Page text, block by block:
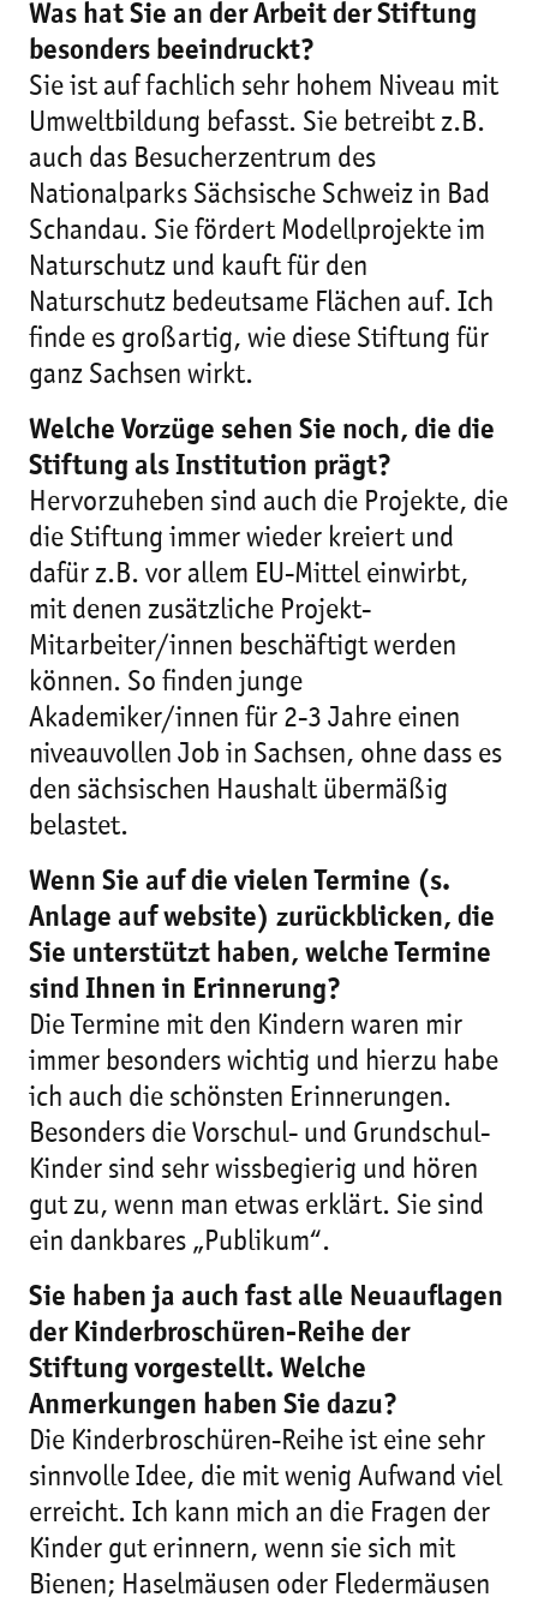
Was hat Sie an der Arbeit der Stiftung
besonders beeindruckt?
Sie ist auf fachlich sehr hohem Niveau mit
Umweltbildung befasst. Sie betreibt z.B.
auch das Besucherzentrum des
Nationalparks Sächsische Schweiz in Bad
Schandau. Sie fördert Modellprojekte im
Naturschutz und kauft für den
Naturschutz bedeutsame Flächen auf. Ich
finde es großartig, wie diese Stiftung für
ganz Sachsen wirkt.
Welche Vorzüge sehen Sie noch, die die
Stiftung als Institution prägt?
Hervorzuheben sind auch die Projekte, die
die Stiftung immer wieder kreiert und
dafür z.B. vor allem EU-Mittel einwirbt,
mit denen zusätzliche Projekt-
Mitarbeiter/innen beschäftigt werden
können. So finden junge
Akademiker/innen für 2-3 Jahre einen
niveauvollen Job in Sachsen, ohne dass es
den sächsischen Haushalt übermäßig
belastet.
Wenn Sie auf die vielen Termine (s.
Anlage auf website) zurückblicken, die
Sie unterstützt haben, welche Termine
sind Ihnen in Erinnerung?
Die Termine mit den Kindern waren mir
immer besonders wichtig und hierzu habe
ich auch die schönsten Erinnerungen.
Besonders die Vorschul- und Grundschul-
Kinder sind sehr wissbegierig und hören
gut zu, wenn man etwas erklärt. Sie sind
ein dankbares „Publikum“.
Sie haben ja auch fast alle Neuauflagen
der Kinderbroschüren-Reihe der
Stiftung vorgestellt. Welche
Anmerkungen haben Sie dazu?
Die Kinderbroschüren-Reihe ist eine sehr
sinnvolle Idee, die mit wenig Aufwand viel
erreicht. Ich kann mich an die Fragen der
Kinder gut erinnern, wenn sie sich mit
Bienen; Haselmäusen oder Fledermäusen